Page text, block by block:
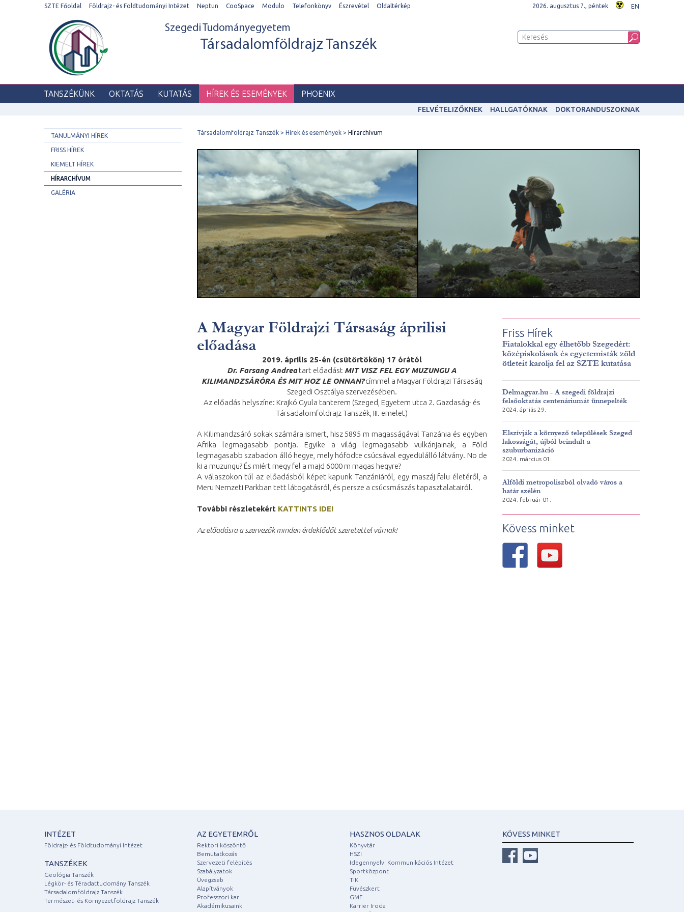
SZTE Főoldal Földrajz- és Földtudományi Intézet Neptun CooSpace Modulo Telefonkönyv Észrevétel Oldaltérkép 2026. augusztus 7., péntek EN
Szegedi Tudományegyetem
Társadalomföldrajz Tanszék
TANSZÉKÜNK OKTATÁS KUTATÁS HÍREK ÉS ESEMÉNYEK PHOENIX
FELVÉTELIZŐKNEK HALLGATÓKNAK DOKTORANDUSZOKNAK
TANULMÁNYI HÍREK
FRISS HÍREK
KIEMELT HÍREK
HÍRARCHÍVUM
GALÉRIA
Társadalomföldrajz Tanszék Hírek és események Hírarchívum
A Magyar Földrajzi Társaság áprilisi
előadása
2019. április 25-én (csütörtökön) 17 órától
Dr. Farsang Andreatart előadást MIT VISZ FEL EGY MUZUNGU A
KILIMANDZSÁRÓRA ÉS MIT HOZ LE ONNAN?címmel a Magyar Földrajzi Társaság
Szegedi Osztálya szervezésében.
Az előadás helyszíne: Krajkó Gyula tanterem (Szeged, Egyetem utca 2. Gazdaság- és
Társadalomföldrajz Tanszék, III. emelet)
A Kilimandzsáró sokak számára ismert, hisz 5895 m magasságával Tanzánia és egyben
Afrika legmagasabb pontja. Egyike a világ legmagasabb vulkánjainak, a Föld
legmagasabb szabadon álló hegye, mely hófödte csúcsával egyedülálló látvány. No de
ki a muzungu? És miért megy fel a majd 6000 m magas hegyre?
A válaszokon túl az előadásból képet kapunk Tanzániáról, egy maszáj falu életéről, a
Meru Nemzeti Parkban tett látogatásról, és persze a csúcsmászás tapasztalatairól.
További részletekért KATTINTS IDE!
Az előadásra a szervezők minden érdeklődőt szeretettel várnak!
Friss Hírek
Fiatalokkal egy élhetőbb Szegedért:
középiskolások és egyetemisták zöld
ötleteit karolja fel az SZTE kutatása
Delmagyar.hu - A szegedi földrajzi
felsőoktatás centenáriumát ünnepelték
2024. április 29.
Elszívják a környező települések Szeged
lakosságát, újból beindult a
szuburbanizáció
2024. március 01.
Alföldi metropoliszból olvadó város a
határ szélén
2024. február 01.
Kövess minket
INTÉZET
Földrajz- és Földtudományi Intézet
TANSZÉKEK
Geológia Tanszék
Légkör- és Téradattudomány Tanszék
Társadalomföldrajz Tanszék
Természet- és Környezetföldrajz Tanszék
AZ EGYETEMRŐL
Rektori köszöntő
Bemutatkozás
Szervezeti felépítés
Szabályzatok
Üvegzseb
Alapítványok
Professzori kar
Akadémikusaink
HASZNOS OLDALAK
Könyvtár
HSZI
Idegennyelvi Kommunikációs Intézet
Sportközpont
TIK
Füvészkert
GMF
Karrier Iroda
KÖVESS MINKET